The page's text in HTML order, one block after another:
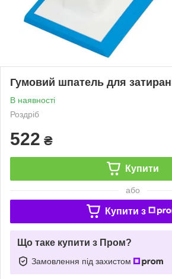
Гумовий шпатель для
В наявності
Роздріб
522 ₴
Купити
або
Купити з
Що таке купити з Пром?
Замовлення під захистом